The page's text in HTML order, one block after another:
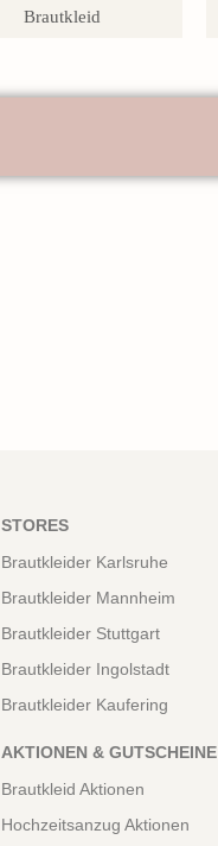
Brautkleid
STORES
Brautkleider Karlsruhe
Brautkleider Mannheim
Brautkleider Stuttgart
Brautkleider Ingolstadt
Brautkleider Kaufering
AKTIONEN & GUTSCHEINE
Brautkleid Aktionen
Hochzeitsanzug Aktionen